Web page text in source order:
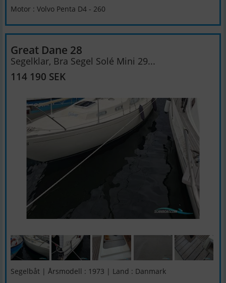
Motor : Volvo Penta D4 - 260
Great Dane 28
Segelklar, Bra Segel Solé Mini 29...
114 190 SEK
Segelbåt | Årsmodell : 1973 | Land : Danmark